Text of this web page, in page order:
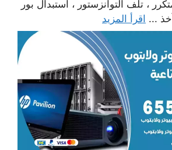
، تلف التوانزستور ، استبدال بور
... اقرأ المزيد